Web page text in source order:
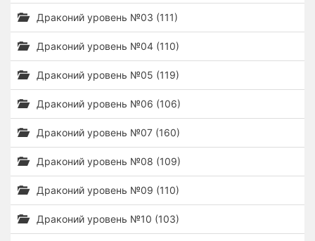
Драконий уровень №03 (111)
Драконий уровень №04 (110)
Драконий уровень №05 (119)
Драконий уровень №06 (106)
Драконий уровень №07 (160)
Драконий уровень №08 (109)
Драконий уровень №09 (110)
Драконий уровень №10 (103)